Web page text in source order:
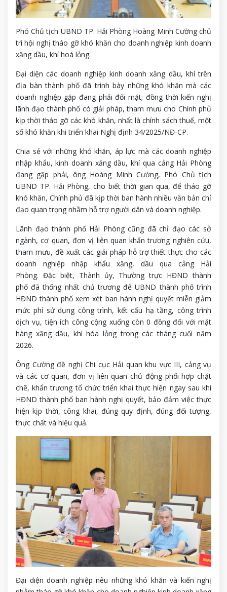
Phó Chủ tịch UBND TP. Hải Phòng Hoàng Minh Cường chủ
trì hội nghị tháo gỡ khó khăn cho doanh nghiệp kinh doanh
xăng dầu, khí hoá lỏng.
Đại diện các doanh nghiệp kinh doanh xăng dầu, khí trên
địa bàn thành phố đã trình bày những khó khăn mà các
doanh nghiệp gặp đang phải đối mặt; đồng thời kiến nghị
lãnh đạo thành phố có giải pháp, tham mưu cho Chính phủ
kịp thời tháo gỡ các khó khăn, nhất là chính sách thuế, một
số khó khăn khi triển khai Nghị định 34/2025/NĐ-CP.
Chia sẻ với những khó khăn, áp lực mà các doanh nghiệp
nhập khẩu, kinh doanh xăng dầu, khí qua cảng Hải Phòng
đang gặp phải, ông Hoàng Minh Cường, Phó Chủ tịch
UBND TP. Hải Phòng, cho biết thời gian qua, để tháo gỡ
khó khăn, Chính phủ đã kịp thời ban hành nhiều văn bản chỉ
đạo quan trọng nhằm hỗ trợ người dân và doanh nghiệp.
Lãnh đạo thành phố Hải Phòng cũng đã chỉ đạo các sở
ngành, cơ quan, đơn vị liên quan khẩn trương nghiên cứu,
tham mưu, đề xuất các giải pháp hỗ trợ thiết thực cho các
doanh nghiệp nhập khẩu xăng, dầu qua cảng Hải
Phòng. Đặc biệt, Thành ủy, Thường trực HĐND thành
phố đã thống nhất chủ trương để UBND thành phố trình
HĐND thành phố xem xét ban hành nghị quyết miễn giảm
mức phí sử dụng công trình, kết cấu hạ tầng, công trình
dịch vụ, tiện ích công cộng xuống còn 0 đồng đối với mặt
hàng xăng dầu, khí hóa lỏng trong các tháng cuối năm
2026.
Ông Cường đề nghị Chi cục Hải quan khu vực III, cảng vụ
và các cơ quan, đơn vị liên quan chủ động phối hợp chặt
chẽ, khẩn trương tổ chức triển khai thực hiện ngay sau khi
HĐND thành phố ban hành nghị quyết, bảo đảm việc thực
hiện kịp thời, công khai, đúng quy định, đúng đối tượng,
thực chất và hiệu quả.
Đại diện doanh nghiệp nêu những khó khăn và kiến nghị